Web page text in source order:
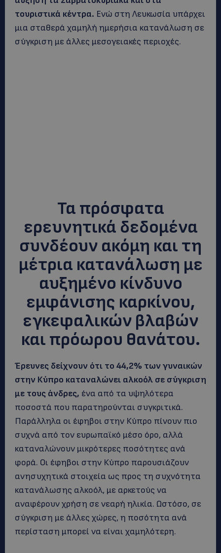
τουριστικά κέντρα. Ενώ στη Λευκωσία υπάρχει
μια σταθερά χαμηλή ημερήσια κατανάλωση σε
σύγκριση με άλλες μεσογειακές περιοχές.
Τα πρόσφατα
ερευνητικά δεδομένα
συνδέουν ακόμη και τη
μέτρια κατανάλωση με
αυξημένο κίνδυνο
εμφάνισης καρκίνου,
εγκεφαλικών βλαβών
και πρόωρου θανάτου.
Έρευνες δείχνουν ότι το 44,2% των γυναικών
στην Κύπρο καταναλώνει αλκοόλ σε σύγκριση
με τους άνδρες, ένα από τα υψηλότερα
ποσοστά που παρατηρούνται συγκριτικά.
Παράλληλα οι έφηβοι στην Κύπρο πίνουν πιο
συχνά από τον ευρωπαϊκό μέσο όρο, αλλά
καταναλώνουν μικρότερες ποσότητες ανά
φορά. Οι έφηβοι στην Κύπρο παρουσιάζουν
ανησυχητικά στοιχεία ως προς τη συχνότητα
κατανάλωσης αλκοόλ, με αρκετούς να
αναφέρουν χρήση σε νεαρή ηλικία. Ωστόσο, σε
σύγκριση με άλλες χώρες, η ποσότητα ανά
περίσταση μπορεί να είναι χαμηλότερη.